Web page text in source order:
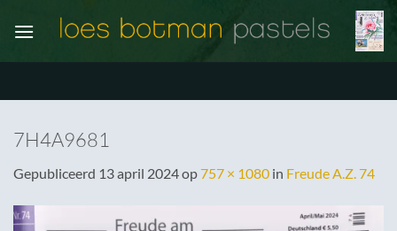
naar
7H4A9681
Gepubliceerd 13 april 2024op757 × 1080 in Freude A.Z. 74